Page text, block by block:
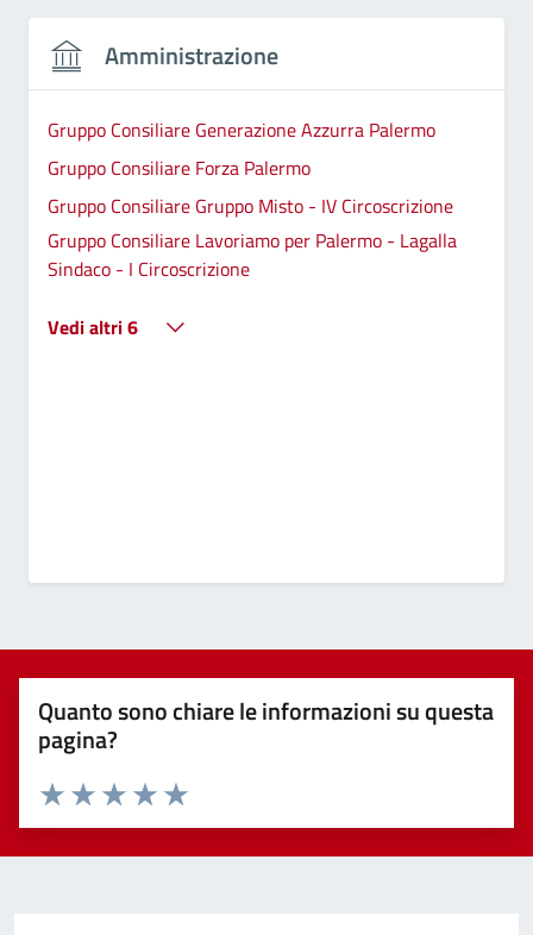
Amministrazione
Gruppo Consiliare Generazione Azzurra Palermo
Gruppo Consiliare Forza Palermo
Gruppo Consiliare Gruppo Misto - IV Circoscrizione
Gruppo Consiliare Lavoriamo per Palermo - Lagalla
Sindaco - I Circoscrizione
Vedi altri 6
Quanto sono chiare le informazioni su questa
pagina?
Valuta 5 stelle su 5
Valuta 4 stelle su 5
Valuta 3 stelle su 5
Valuta 2 stelle su 5
Valuta 1 stelle su 5